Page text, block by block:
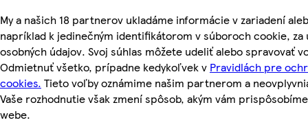
My a našich 18 partnerov ukladáme informácie v zariadení
napríklad k jedinečným identifikátorom v súboroch cookie,
osobných údajov. Svoj súhlas môžete udeliť alebo spravovať
Odmietnuť všetko, prípadne kedykoľvek v Pravidlách pre
cookies. Tieto voľby oznámime našim partnerom a
Vaše rozhodnutie však zmení spôsob, akým vám
webe.